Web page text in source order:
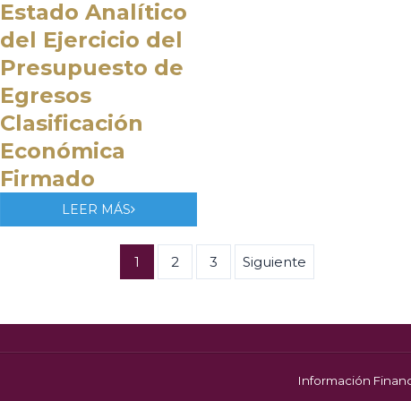
Estado Analítico
del Ejercicio del
Presupuesto de
Egresos
Clasificación
Económica
Firmado
LEER MÁS
1 2 3 Siguiente
Información